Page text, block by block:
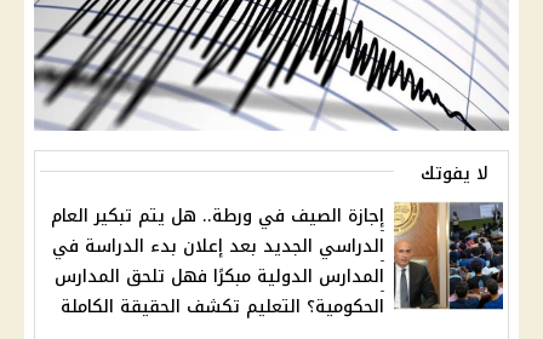
لا يفوتك
إجازة الصيف في ورطة.. هل يتم تبكير العام
الدراسي الجديد بعد إعلان بدء الدراسة في
المدارس الدولية مبكرًا فهل تلحق المدارس
الحكومية؟ التعليم تكشف الحقيقة الكاملة